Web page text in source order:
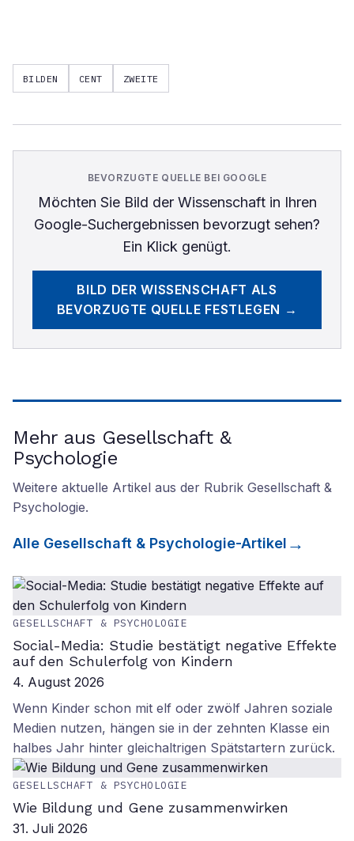
BILDEN CENT ZWEITE
BEVORZUGTE QUELLE BEI GOOGLE
Möchten Sie Bild der Wissenschaftin Ihren
Google-Suchergebnissen bevorzugt sehen?
Ein Klick genügt.
BILD DER WISSENSCHAFT ALS
BEVORZUGTE QUELLE FESTLEGEN →
Mehr aus Gesellschaft &
Psychologie
Weitere aktuelle Artikel aus der Rubrik Gesellschaft &
Psychologie.
Alle Gesellschaft & Psychologie-Artikel
GESELLSCHAFT & PSYCHOLOGIE
Social-Media: Studie bestätigt negative Effekte
auf den Schulerfolg von Kindern
4. August 2026
Wenn Kinder schon mit elf oder zwölf Jahren soziale
Medien nutzen, hängen sie in der zehnten Klasse ein
halbes Jahr hinter gleichaltrigen Spätstartern zurück.
GESELLSCHAFT & PSYCHOLOGIE
Wie Bildung und Gene zusammenwirken
31. Juli 2026